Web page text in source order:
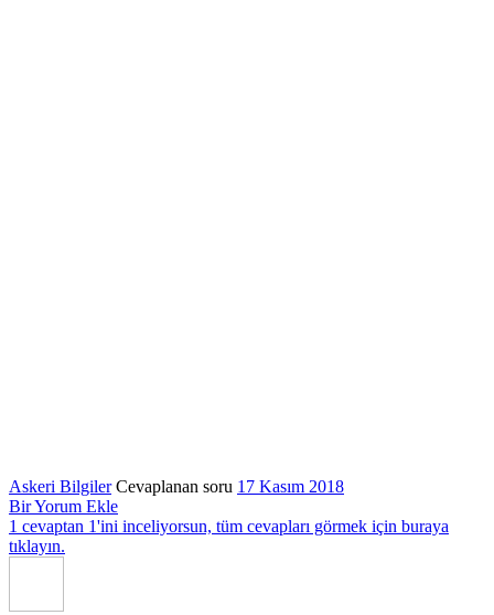
Askeri BilgilerCevaplanan soru 17 Kasım 2018
Bir Yorum Ekle
1 cevaptan 1'ini inceliyorsun, tüm cevapları görmek için buraya
tıklayın.